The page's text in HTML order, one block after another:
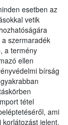
esetben az
vetik
szermaradék
a termény
ellen
bírság
tétel
ami
jelent.